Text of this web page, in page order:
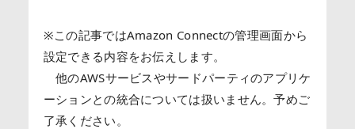
※この記事ではAmazon Connectの管理画面から
設定できる内容をお伝えします。
他のAWSサービスやサードパーティのアプリケ
ーションとの統合については扱いません。予めご
了承ください。